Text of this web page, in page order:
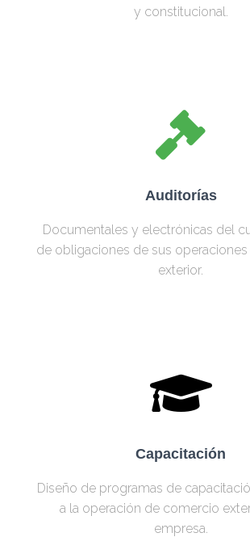
y constitucional.
Auditorías
Documentales y electrónicas del
de obligaciones de sus
exterior.
Capacitación
Diseño de programas de
a la operación de comercio
empresa.